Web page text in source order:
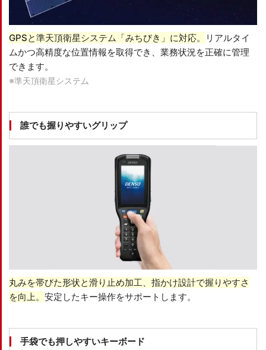
GPSと準天頂衛星システム「みちびき」に対応。
リアルタイ
ムかつ高精度な位置情報を取得でき、業務状況を正確に管理
できます。
※準天頂衛星システム
誰でも握りやすいグリップ
丸みを帯びた形状と滑り止め加工、指かけ設計で握りやすさ
を向上。 安定したキー操作をサポートします。
手袋でも押しやすいキーボード